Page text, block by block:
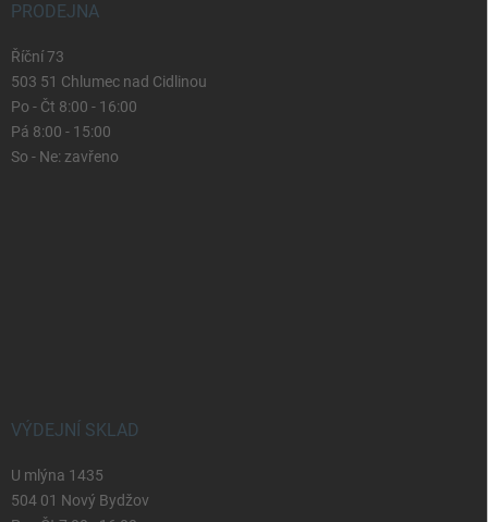
PRODEJNA
Říční 73
503 51 Chlumec nad Cidlinou
Po - Čt 8:00 - 16:00
Pá 8:00 - 15:00
So - Ne: zavřeno
VÝDEJNÍ SKLAD
U mlýna 1435
504 01 Nový Bydžov